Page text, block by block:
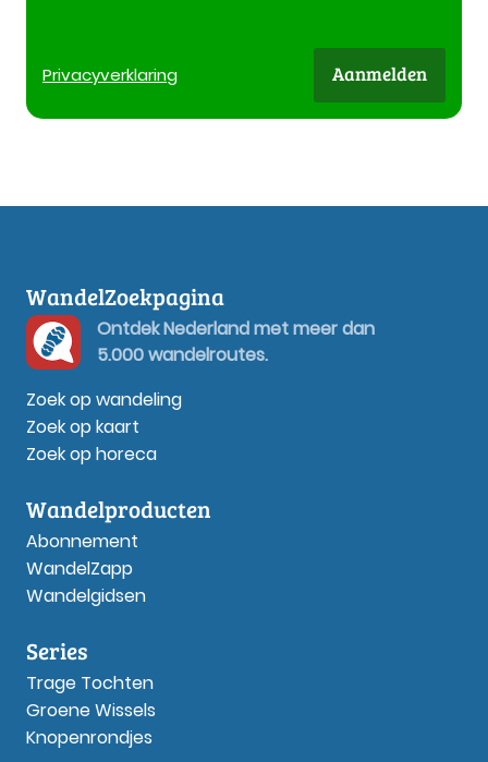
Privacyverklaring Aanmelden
WandelZoekpagina
Ontdek Nederland met meer dan
5.000 wandelroutes.
Zoek op wandeling
Zoek op kaart
Zoek op horeca
Wandelproducten
Abonnement
WandelZapp
Wandelgidsen
Series
Trage Tochten
Groene Wissels
Knopenrondjes